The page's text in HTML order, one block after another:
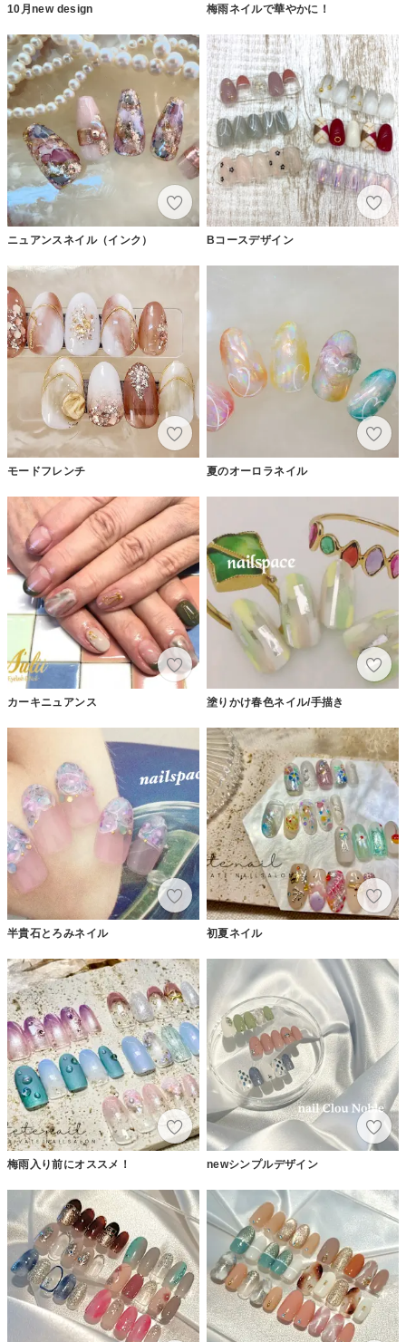
10月new design 梅雨ネイルで華やかに！
ニュアンスネイル（インク） Bコースデザイン
モードフレンチ 夏のオーロラネイル
カーキニュアンス 塗りかけ春色ネイル/手描き
半貴石とろみネイル 初夏ネイル
梅雨入り前にオススメ！ newシンプルデザイン